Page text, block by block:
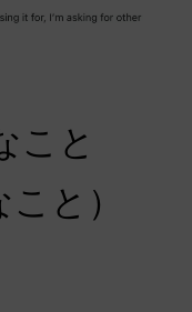
こと
と）